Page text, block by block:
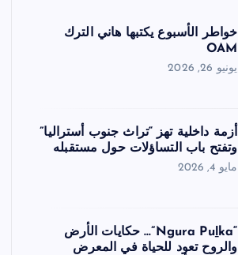
خواطر الأسبوع يكتبها هاني الترك
OAM
يونيو 26, 2026
أزمة داخلية تهز “تراث جنوب أستراليا”
وتفتح باب التساؤلات حول مستقبله
مايو 4, 2026
“Ngura Puḻka”… حكايات الأرض
والروح تعود للحياة في المعرض